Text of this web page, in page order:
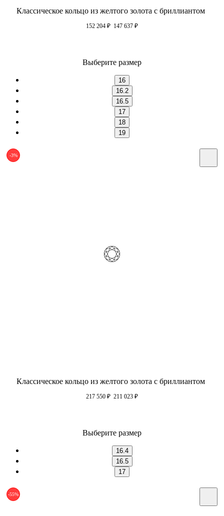
Классическое кольцо из желтого золота с бриллиантом
152 204 ₽ 147 637 ₽
Выберите размер
16
16.2
16.5
17
18
19
-3%
Классическое кольцо из желтого золота с бриллиантом
217 550 ₽ 211 023 ₽
Выберите размер
16.4
16.5
17
-55%